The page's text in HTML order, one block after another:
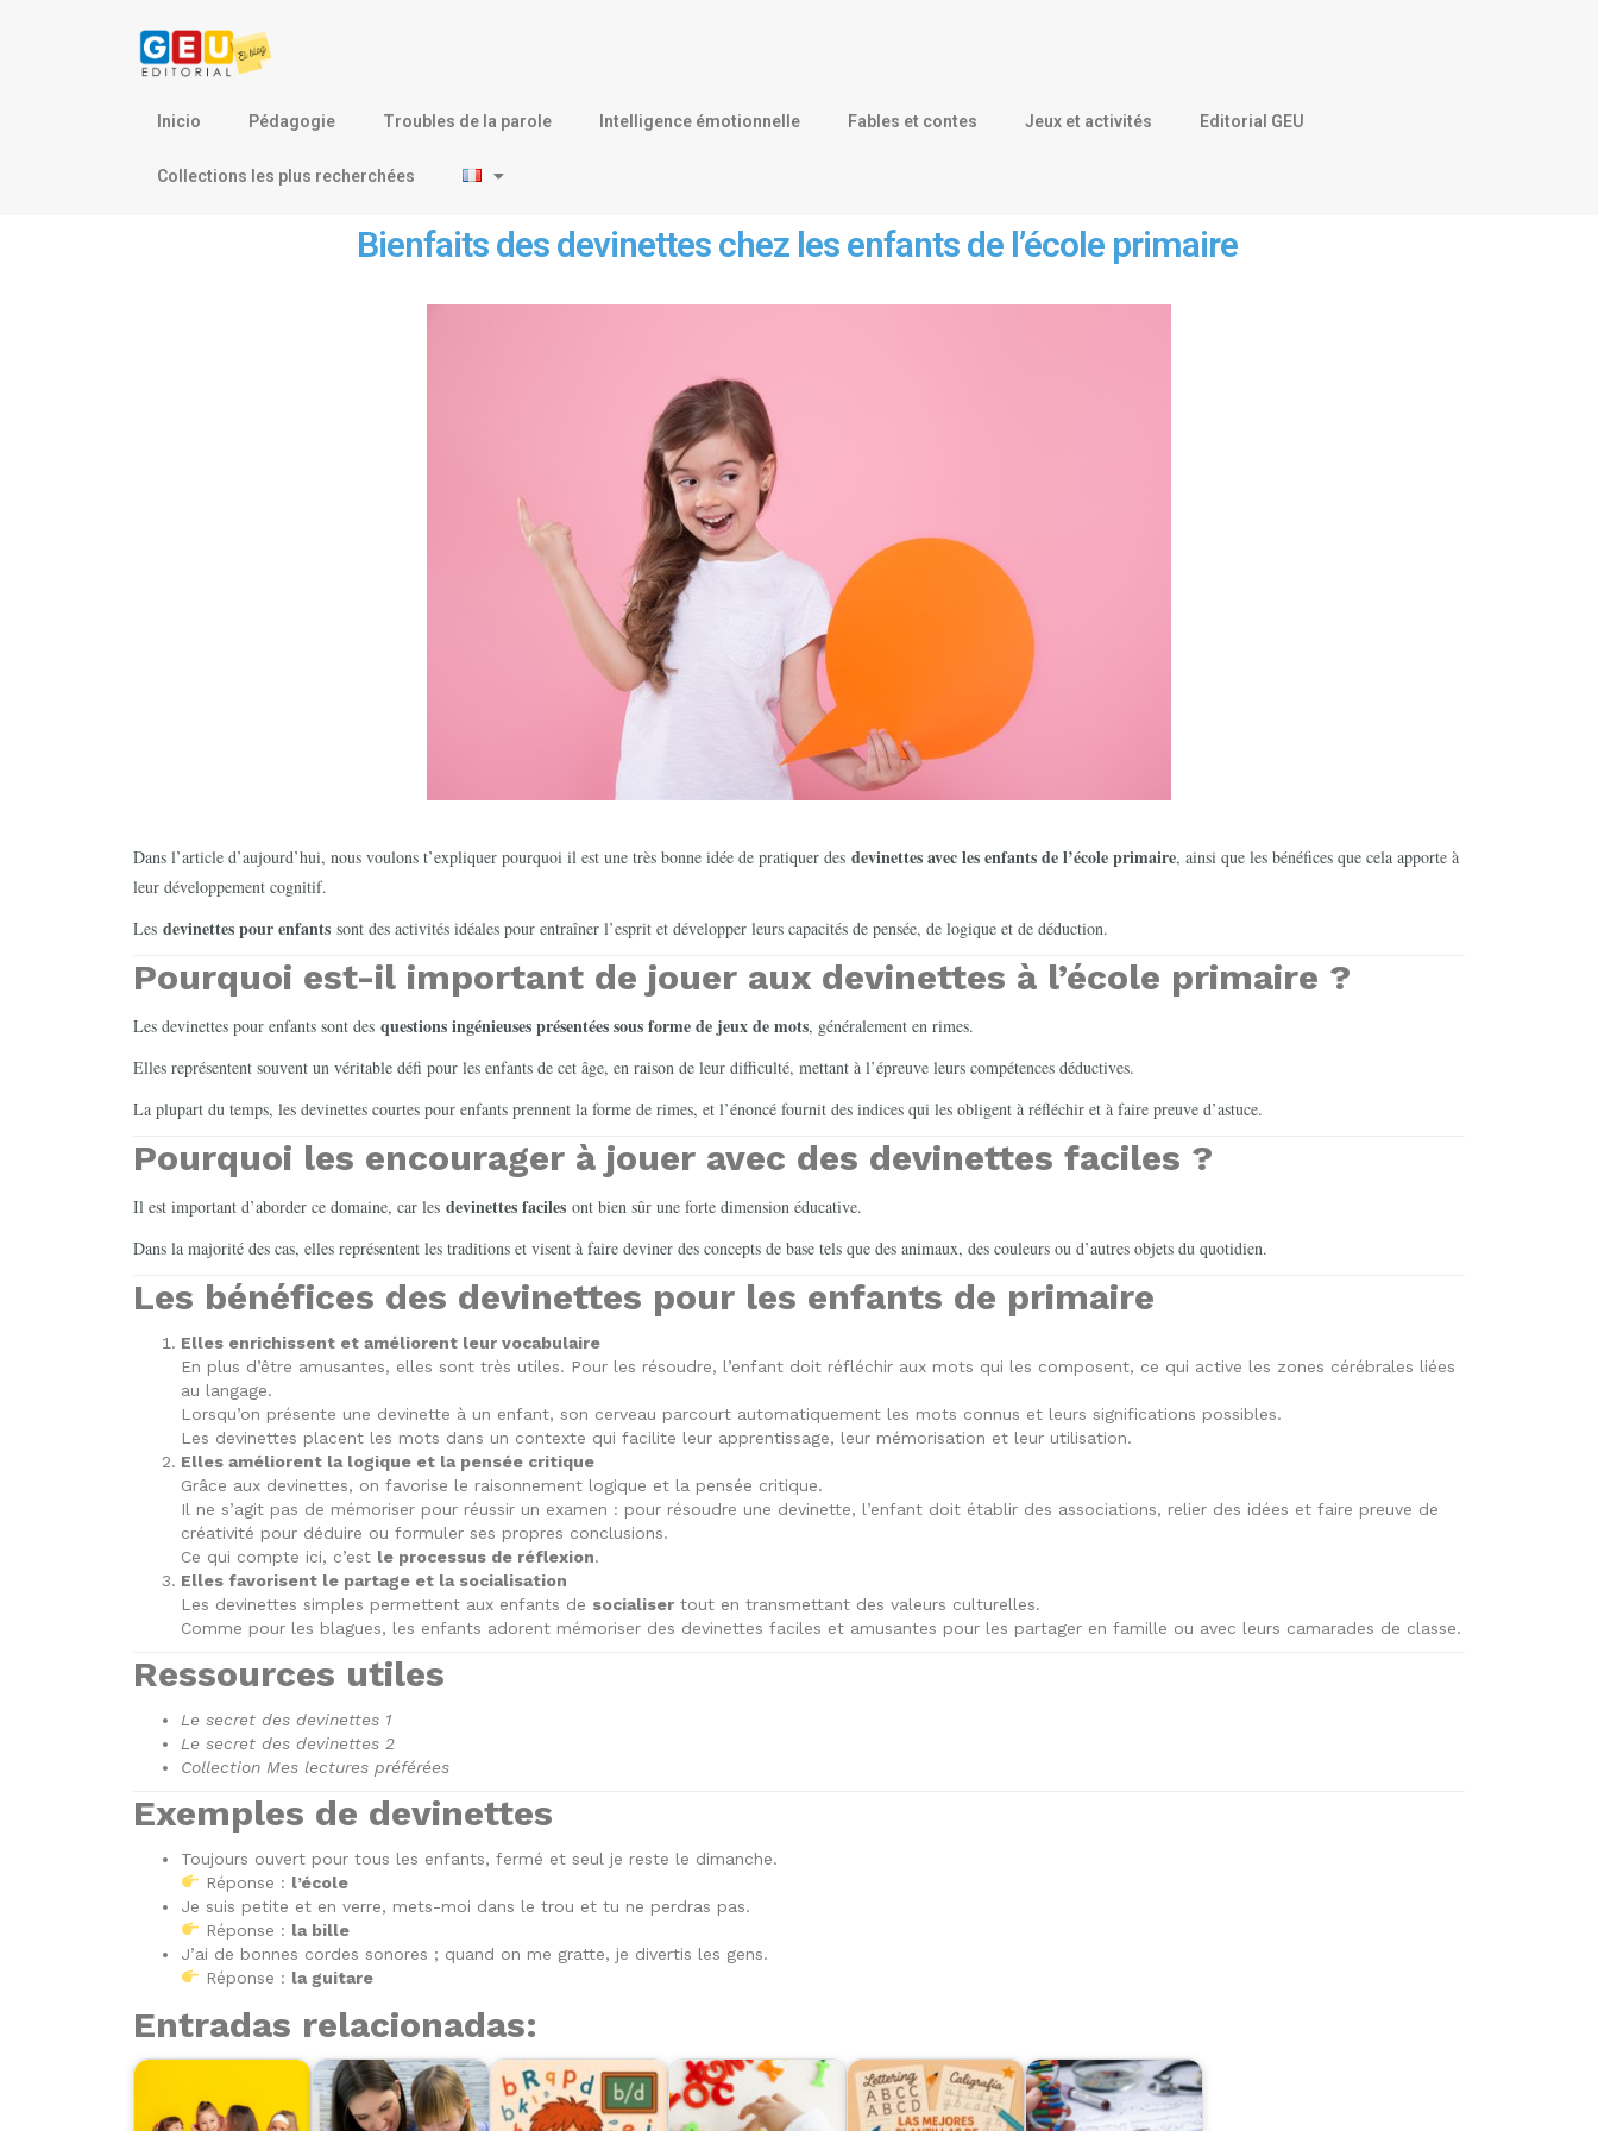
Inicio Pédagogie Troubles de la parole Intelligence émotionnelle Fables et contes Jeux et activités Editorial GEU
Collections les plus recherchées
Bienfaits des devinettes chez les enfants de l’école primaire
Dans l’article d’aujourd’hui, nous voulons t’expliquer pourquoi il est une très bonne idée de pratiquer des devinettes avec les enfants de l’école primaire, ainsi que les bénéfices que cela apporte à
leur développement cognitif.
Les devinettes pour enfants sont des activités idéales pour entraîner l’esprit et développer leurs capacités de pensée, de logique et de déduction.
Pourquoi est-il important de jouer aux devinettes à l’école primaire ?
Les devinettes pour enfants sont des questions ingénieuses présentées sous forme de jeux de mots, généralement en rimes.
Elles représentent souvent un véritable défi pour les enfants de cet âge, en raison de leur difficulté, mettant à l’épreuve leurs compétences déductives.
La plupart du temps, les devinettes courtes pour enfants prennent la forme de rimes, et l’énoncé fournit des indices qui les obligent à réfléchir et à faire preuve d’astuce.
Pourquoi les encourager à jouer avec des devinettes faciles ?
Il est important d’aborder ce domaine, car les devinettes faciles ont bien sûr une forte dimension éducative.
Dans la majorité des cas, elles représentent les traditions et visent à faire deviner des concepts de base tels que des animaux, des couleurs ou d’autres objets du quotidien.
Les bénéfices des devinettes pour les enfants de primaire
Elles enrichissent et améliorent leur vocabulaire
En plus d’être amusantes, elles sont très utiles. Pour les résoudre, l’enfant doit réfléchir aux mots qui les composent, ce qui active les zones cérébrales liées
au langage.
Lorsqu’on présente une devinette à un enfant, son cerveau parcourt automatiquement les mots connus et leurs significations possibles.
Les devinettes placent les mots dans un contexte qui facilite leur apprentissage, leur mémorisation et leur utilisation.
Elles améliorent la logique et la pensée critique
Grâce aux devinettes, on favorise le raisonnement logique et la pensée critique.
Il ne s’agit pas de mémoriser pour réussir un examen : pour résoudre une devinette, l’enfant doit établir des associations, relier des idées et faire preuve de
créativité pour déduire ou formuler ses propres conclusions.
Ce qui compte ici, c’est le processus de réflexion.
Elles favorisent le partage et la socialisation
Les devinettes simples permettent aux enfants de socialiser tout en transmettant des valeurs culturelles.
Comme pour les blagues, les enfants adorent mémoriser des devinettes faciles et amusantes pour les partager en famille ou avec leurs camarades de classe.
Ressources utiles
Le secret des devinettes 1
Le secret des devinettes 2
Collection Mes lectures préférées
Exemples de devinettes
Toujours ouvert pour tous les enfants, fermé et seul je reste le dimanche.
Réponse : l’école
Je suis petite et en verre, mets-moi dans le trou et tu ne perdras pas.
Réponse : la bille
J’ai de bonnes cordes sonores ; quand on me gratte, je divertis les gens.
Réponse : la guitare
Entradas relacionadas: